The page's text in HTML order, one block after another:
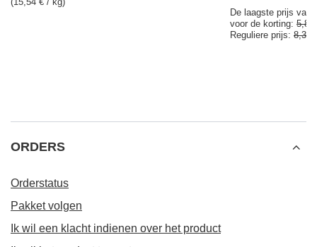
De laagste prijs van
voor de korting: 5,85
Reguliere prijs: 8,37
ORDERS
Orderstatus
Pakket volgen
Ik wil een klacht indienen over het product